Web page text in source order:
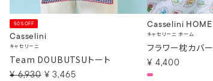
50%OFF
Casselini
キャセリーニ
Team DOUBUTSUトート
¥ 6,930 ¥ 3,465
Casselini HOME
キャセリーニ ホーム
フラワー枕カバー
¥ 4,400